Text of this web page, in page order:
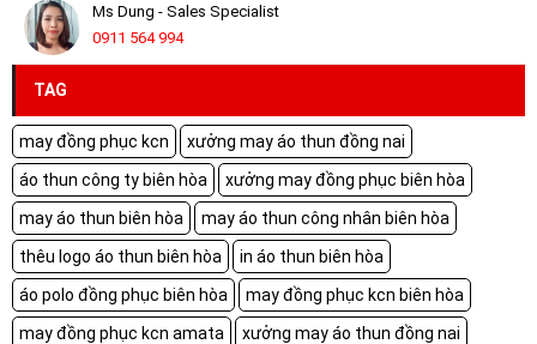
Ms Dung - Sales Specialist
0911 564 994
TAG
may đồng phục kcn
xưởng may áo thun đồng nai
áo thun công ty biên hòa
xưởng may đồng phục biên hòa
may áo thun biên hòa
may áo thun công nhân biên hòa
thêu logo áo thun biên hòa
in áo thun biên hòa
áo polo đồng phục biên hòa
may đồng phục kcn biên hòa
may đồng phục kcn amata
xưởng may áo thun đồng nai